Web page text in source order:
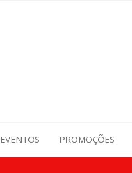
EVENTOS PROMOÇÕES